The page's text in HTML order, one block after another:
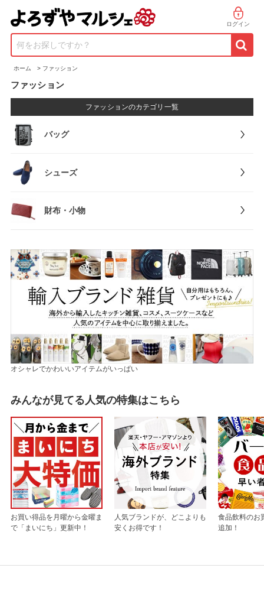
ログイン
何をお探しですか？
ホーム > ファッション
ファッション
ファッションのカテゴリ一覧
バッグ
シューズ
財布・小物
オシャレでかわいいアイテムがいっぱい
みんなが見てる人気の特集はこちら
お買い得品を月曜から金曜ま
で「まいにち」更新中！
人気ブランドが、どこよりも
安くお得です！
食品飲料のお
追加！